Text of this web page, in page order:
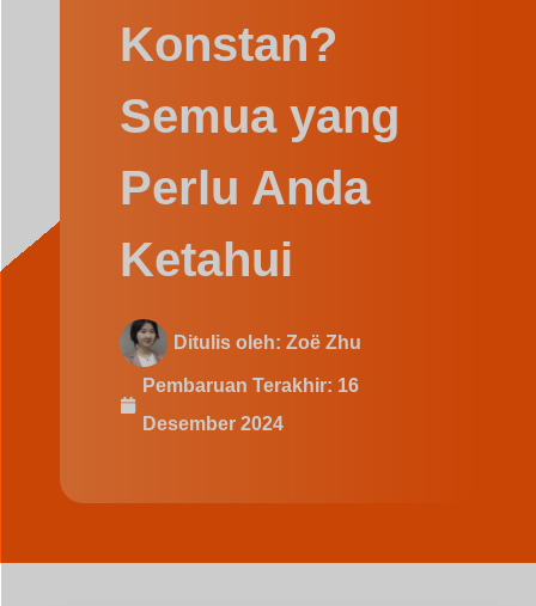
Konstan?
Semua yang
Perlu Anda
Ketahui
Ditulis oleh: Zoë Zhu
Pembaruan Terakhir: 16
Desember 2024